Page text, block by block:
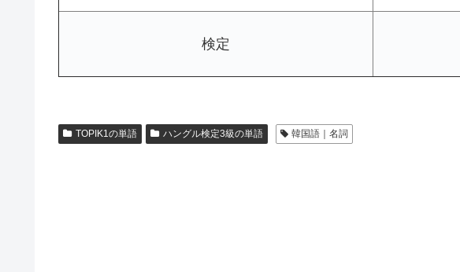
検定
TOPIK1の単語 ハングル検定3級の単語 韓国語｜名詞